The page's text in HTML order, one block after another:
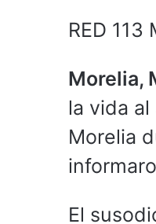
RED 113
Morelia,
la vida
Morelia
El